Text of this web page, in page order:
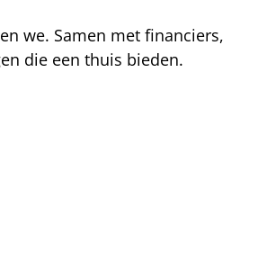
we. Samen met financiers,
die een thuis bieden.